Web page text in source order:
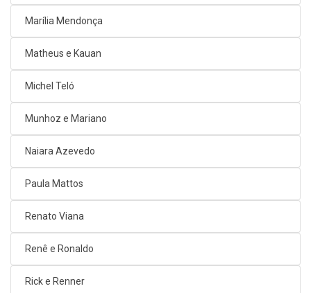
Marília Mendonça
Matheus e Kauan
Michel Teló
Munhoz e Mariano
Naiara Azevedo
Paula Mattos
Renato Viana
Renê e Ronaldo
Rick e Renner